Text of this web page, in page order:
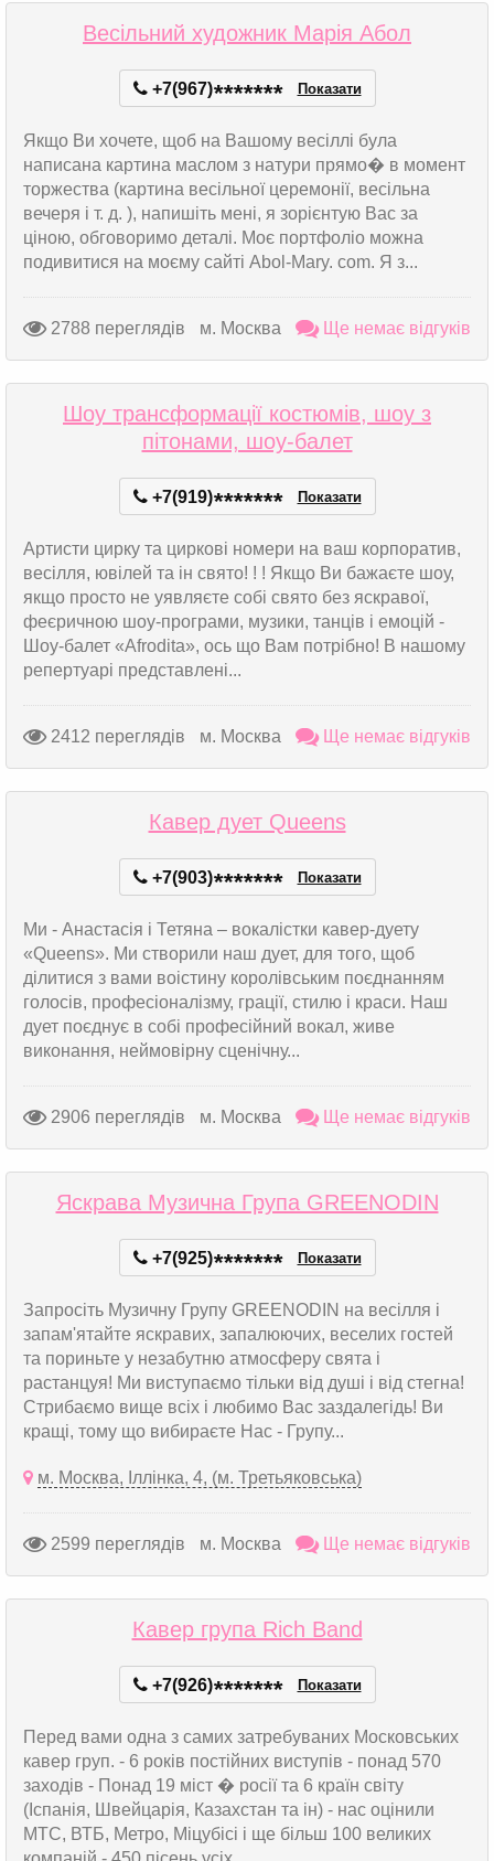
Весільний художник Марія Абол
+7(967)******* Показати
Якщо Ви хочете, щоб на Вашому весіллі була
написана картина маслом з натури прямо� в момент
торжества (картина весільної церемонії, весільна
вечеря і т. д. ), напишіть мені, я зорієнтую Вас за
ціною, обговоримо деталі. Моє портфоліо можна
подивитися на моєму сайті Abol-Mary. com. Я з...
2788 переглядів м. Москва Ще немає відгуків
Шоу трансформації костюмів, шоу з
пітонами, шоу-балет
+7(919)******* Показати
Артисти цирку та циркові номери на ваш корпоратив,
весілля, ювілей та ін свято! ! ! Якщо Ви бажаєте шоу,
якщо просто не уявляєте собі свято без яскравої,
феєричною шоу-програми, музики, танців і емоцій -
Шоу-балет «Afrodita», ось що Вам потрібно! В нашому
репертуарі представлені...
2412 переглядів м. Москва Ще немає відгуків
Кавер дует Queens
+7(903)******* Показати
Ми - Анастасія і Тетяна – вокалістки кавер-дуету
«Queens». Ми створили наш дует, для того, щоб
ділитися з вами воістину королівським поєднанням
голосів, професіоналізму, грації, стилю і краси. Наш
дует поєднує в собі професійний вокал, живе
виконання, неймовірну сценічну...
2906 переглядів м. Москва Ще немає відгуків
Яскрава Музична Група GREENODIN
+7(925)******* Показати
Запросіть Музичну Групу GREENODIN на весілля і
запам'ятайте яскравих, запалюючих, веселих гостей
та пориньте у незабутню атмосферу свята і
растанцуя! Ми виступаємо тільки від душі і від стегна!
Стрибаємо вище всіх і любимо Вас заздалегідь! Ви
кращі, тому що вибираєте Нас - Групу...
м. Москва, Іллінка, 4, (м. Третьяковська)
2599 переглядів м. Москва Ще немає відгуків
Кавер група Rich Band
+7(926)******* Показати
Перед вами одна з самих затребуваних Московських
кавер груп. - 6 років постійних виступів - понад 570
заходів - Понад 19 міст � росії та 6 країн світу
(Іспанія, Швейцарія, Казахстан та ін) - нас оцінили
МТС, ВТБ, Метро, Міцубісі і ще більш 100 великих